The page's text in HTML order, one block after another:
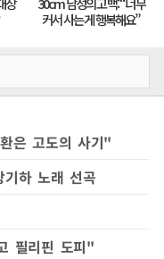
은 고도의 사기"
하 노래 선곡
필리핀 도피"